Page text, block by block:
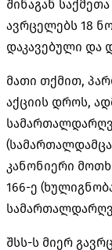
შინაგან
ავრცელებს 18
დაკავებული და
მათი თქმით,
აქციის დროს,
კანონიერი
166-ე
შსს-ს მიერ